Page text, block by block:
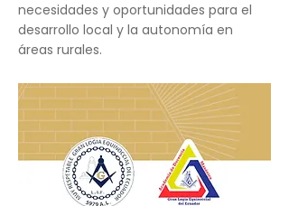
necesidades y oportunidades para el
desarrollo local y la autonomía en
áreas rurales.